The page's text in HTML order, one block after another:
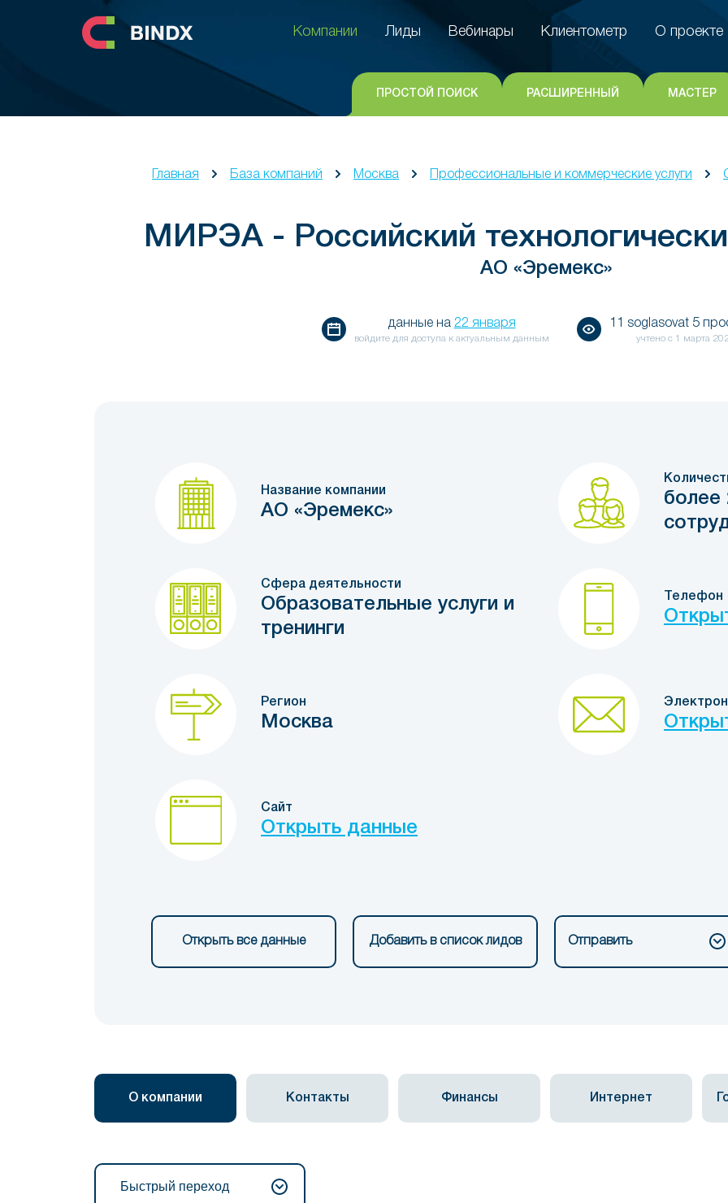
Клиентометр
Компании
Лиды Вебинары Клиентометр О проекте
ПРОСТОЙ ПОИСК РАСШИРЕННЫЙ МАСТЕР
Главная База компаний Москва Профессиональные и коммерческие услуги
МИРЭА - Российский
АО «Эремекс»
данные на 22 января
войдите для доступа к актуальным данным
11 soglasovat 5
учтено с 1 марта
Название компании
АО «Эремекс»
более
Сфера деятельности
Образовательные услуги и
тренинги
Телефон
Регион
Москва
Сайт
Открыть данные
Открыть все данные Добавить в список лидов Отправить
О компании Контакты Финансы Интернет
Быстрый переход